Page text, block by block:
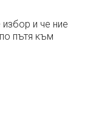
и че ние
пътя към